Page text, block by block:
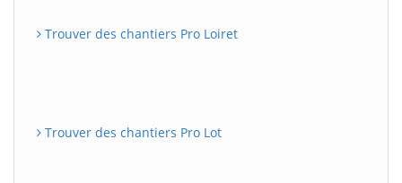
Trouver des chantiers Pro Loiret
Trouver des chantiers Pro Lot